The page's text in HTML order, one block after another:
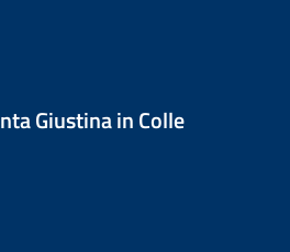
Giustina in Colle